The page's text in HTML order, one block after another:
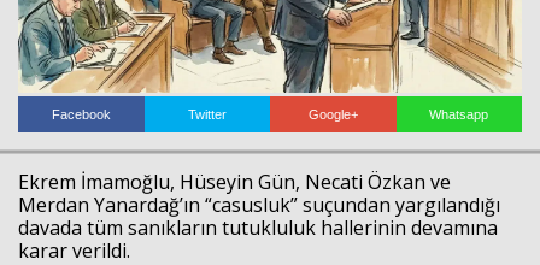
Facebook Twitter Google+ Whatsapp
Ekrem İmamoğlu, Hüseyin Gün, Necati Özkan ve
Merdan Yanardağ’ın “casusluk” suçundan yargılandığı
davada tüm sanıkların tutukluluk hallerinin devamına
karar verildi.